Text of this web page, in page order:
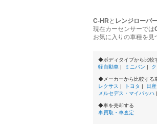
C-HR と レンジローバ
現在カーセンサーでは
お気に入りの車種を見
◆ボディタイプから比較
軽自動車 | ミニバン |
◆メーカーから比較する
レクサス | トヨタ | 日産
メルセデス・マイバッハ |
◆車を売却する
車買取・車査定